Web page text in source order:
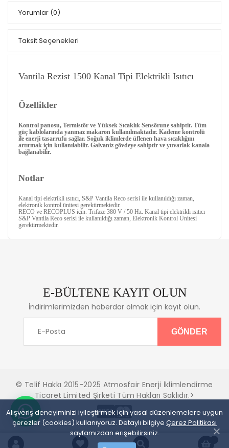
Yorumlar (0)
Taksit Seçenekleri
Vantila Rezist 1500 Kanal Tipi Elektrikli Isıtıcı
Özellikler
Kontrol panosu, Termistör ve Yüksek Sıcaklık Sensörune sahiptir. Tüm
güç kablolarında yanmaz makaron kullanılmaktadır. Kademe kontrolü
ile enerji tasarrufu sağlar. Soğuk iklimlerde üflenen hava sıcaklığını
artırmak için kullanılabilir. Galvaniz gövdeye sahiptir ve yuvarlak kanala
bağlanabilir.
Notlar
Kanal tipi elektrikli ısıtıcı, S&P Vantila Reco serisi ile kullanıldığı zaman,
elektronik kontrol ünitesi gerektirmektedir.
RECO ve RECOPLUS için. Trifaze 380 V / 50 Hz. Kanal tipi elektrikli ısıtıcı
S&P Vantila Reco serisi ile kullanıldığı zaman, Elektronik Kontrol Ünitesi
gerektirmektedir.
Alışveriş deneyiminizi iyileştirmek için yasal düzenlemelere uygun
çerezler (cookies) kullanıyoruz. Detaylı bilgiye Çerez Politikası
sayfamızdan erişebilirsiniz.
E-BÜLTENE KAYIT OLUN
İndirimlerimizden haberdar olmak için kayıt olun.
© Telif Hakkı 2015-2025 Atmosfair Enerji İklimlendirme
Ticaret Limited Şirketi Tüm Hakları Saklıdır.>